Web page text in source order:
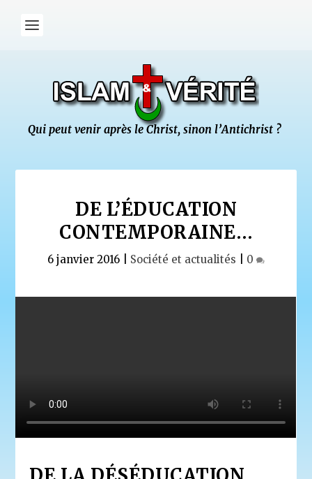
DE L’ÉDUCATION
CONTEMPORAINE…
6 janvier 2016 Société et actualités 0